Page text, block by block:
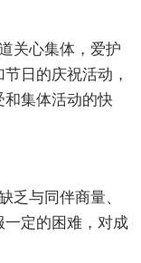
关心集体，爱护
日的庆祝活动，
和集体活动的快
乏与同伴商量、
定的困难，对成